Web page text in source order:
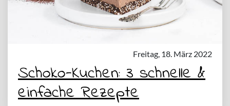
Freitag, 18. März 2022
Schoko-Kuchen: 3 schnelle &
einfache Rezepte